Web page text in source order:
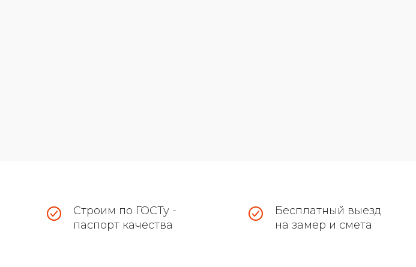
Строим по ГОСТу -
паспорт качества
Бесплатный выезд
на замер и смета